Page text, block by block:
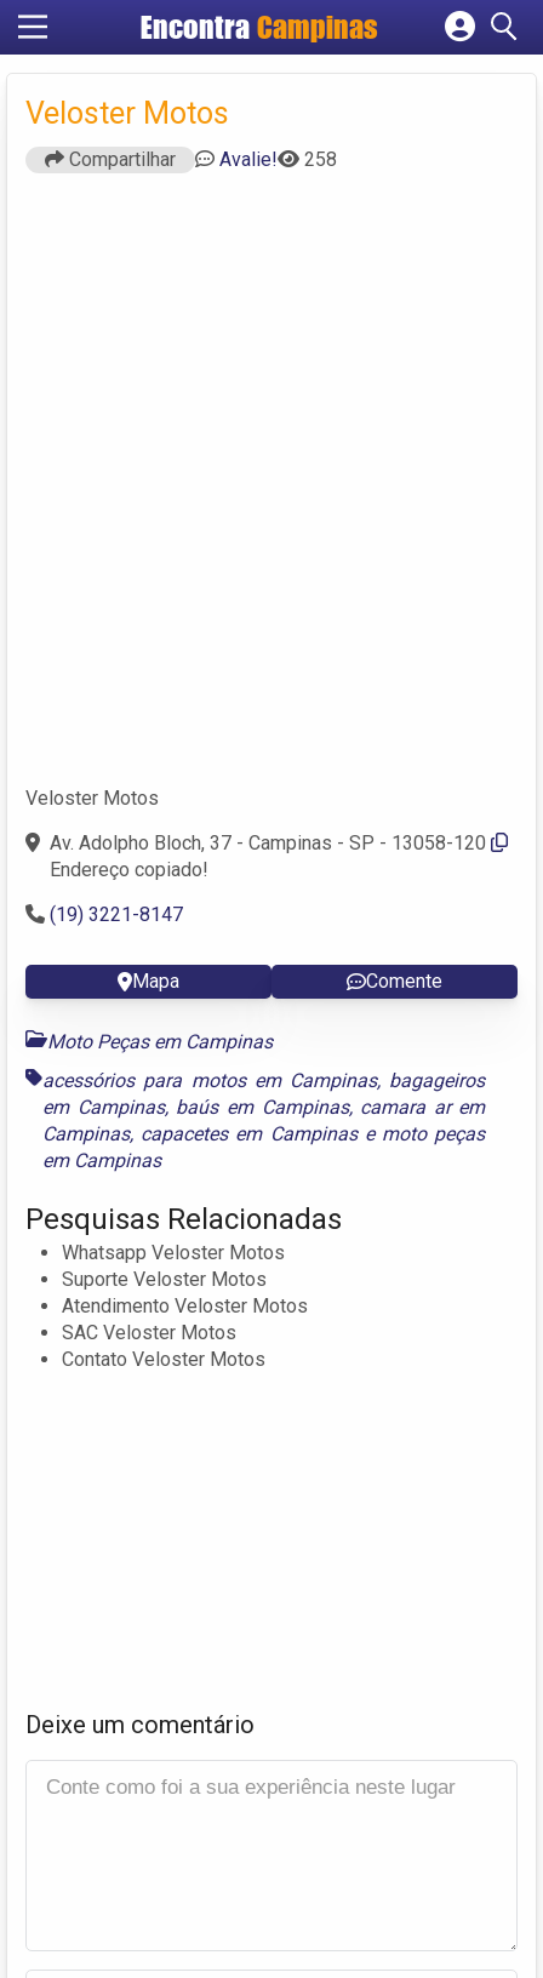
Encontra Campinas
Cadastrar empresa
Veloster Motos
Compartilhar Avalie! 258
Veloster Motos
Av. Adolpho Bloch, 37 - Campinas - SP - 13058-120
Endereço copiado!
(19) 3221-8147
Mapa Comente
Moto Peças em Campinas
acessórios para motos em Campinas, bagageiros
em Campinas, baús em Campinas, camara ar em
Campinas, capacetes em Campinase moto peças
em Campinas
Pesquisas Relacionadas
Whatsapp Veloster Motos
Suporte Veloster Motos
Atendimento Veloster Motos
SAC Veloster Motos
Contato Veloster Motos
Deixe um comentário